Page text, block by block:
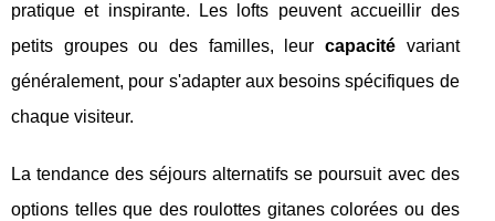
pratique et inspirante. Les lofts peuvent accueillir des
petits groupes ou des familles, leur capacitévariant
généralement, pour s'adapter aux besoins spécifiques de
chaque visiteur.
La tendance des séjours alternatifs se poursuit avec des
options telles que des roulottes gitanes colorées ou des